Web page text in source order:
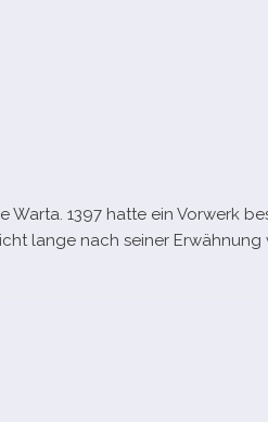
Warta. 1397 hatte ein Vorwerk
lange nach sei­ner Erwähnung